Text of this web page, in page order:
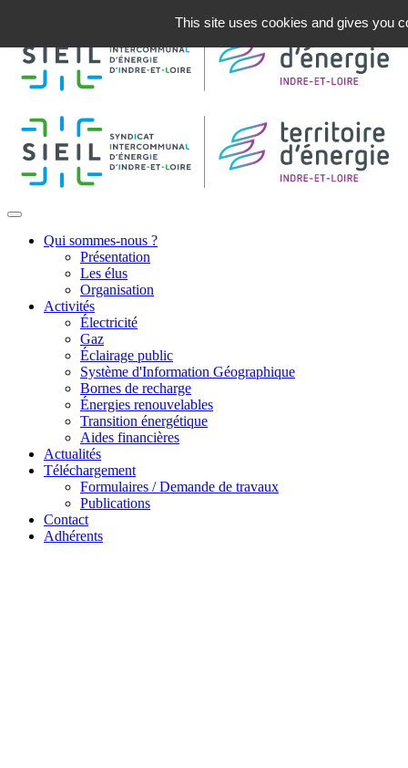
Qui sommes-nous ?
Présentation
Les élus
Organisation
Activités
Électricité
Gaz
Éclairage public
Système d'Information Géographique
Bornes de recharge
Énergies renouvelables
Transition énergétique
Aides financières
Actualités
Téléchargement
Formulaires / Demande de travaux
Publications
Contact
Adhérents
This site uses cookies and gives you